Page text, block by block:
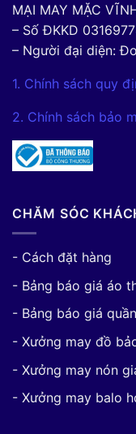
MẠI MAY MẶC
– Số ĐKKD
– Người đại diện:
1. Chính sách quy
2. Chính sách bảo
CHĂM SÓC
- Cách đặt hàng
- Bảng báo giá áo
- Bảng báo giá
- Xưởng may đồ
- Xưởng may nón
- Xưởng may balo